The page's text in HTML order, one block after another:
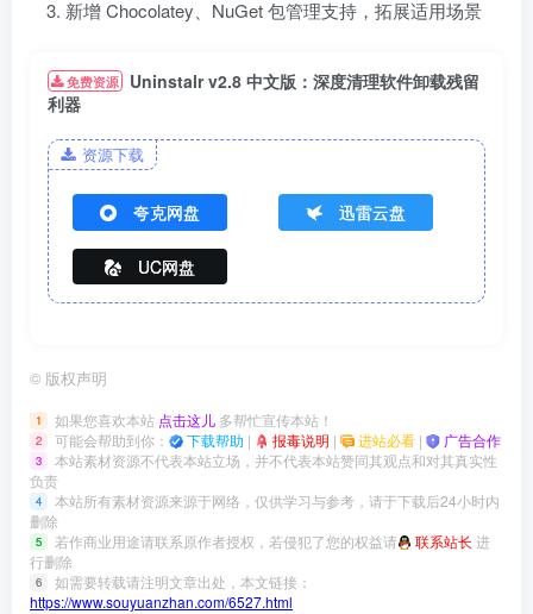
新增 Chocolatey、NuGet 包管理支持，拓展适用场景
免费资源
Uninstalr v2.8 中文版：深度清理软件卸载残留
利器
资源下载
夸克网盘 迅雷云盘
UC网盘
© 版权声明
1 如果您喜欢本站 点击这儿 多帮忙宣传本站！
2 可能会帮助到你： 下载帮助 | 报毒说明 | 进站必看 | 广告合作
3
本站素材资源不代表本站立场，并不代表本站赞同其观点和对其真实性
负责
4
本站所有素材资源来源于网络，仅供学习与参考，请于下载后24小时内
删除
5 若作商业用途请联系原作者授权，若侵犯了您的权益请 联系站长 进
行删除
6
如需要转载请注明文章出处，本文链接：
https://www.souyuanzhan.com/6527.html